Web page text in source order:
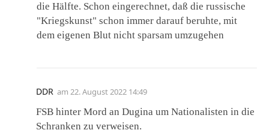
die Hälfte. Schon eingerechnet, daß die russische
"Kriegskunst" schon immer darauf beruhte, mit
dem eigenen Blut nicht sparsam umzugehen
DDR am 22. August 2022 14:49
FSB hinter Mord an Dugina um Nationalisten in die
Schranken zu verweisen.